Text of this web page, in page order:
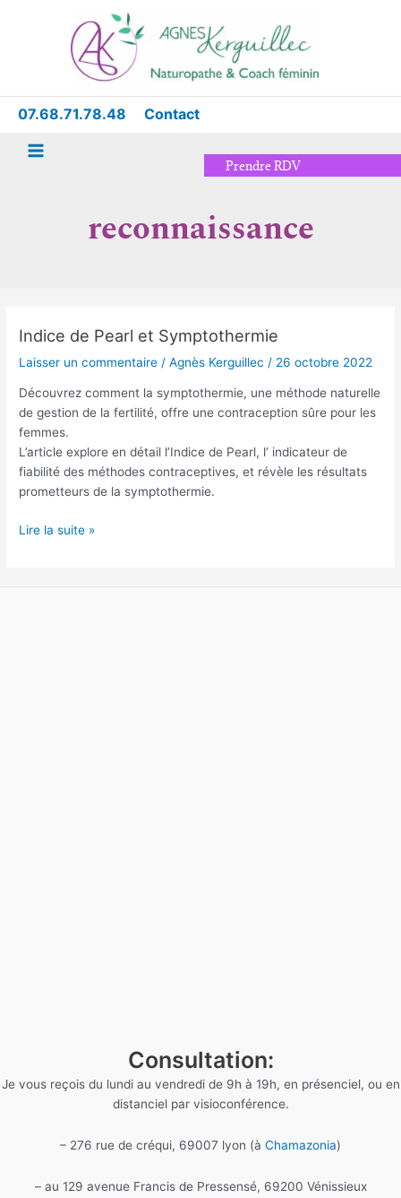
07.68.71.78.48 Contact
Menu
Prendre RDV
reconnaissance
Indice de Pearl et Symptothermie
Laisser un commentaire /Agnès Kerguillec / 26 octobre 2022
Découvrez comment la symptothermie, une méthode naturelle
de gestion de la fertilité, offre une contraception sûre pour les
femmes.
L’article explore en détail l’Indice de Pearl, l’ indicateur de
fiabilité des méthodes contraceptives, et révèle les résultats
prometteurs de la symptothermie.
Indice
et
Symptothermie
Lire la suite »
Consultation:
Je vous reçois du lundi au vendredi de 9h à 19h, en présenciel, ou en
distanciel par visioconférence.
– 276 rue de créqui, 69007 lyon (à Chamazonia)
– au 129 avenue Francis de Pressensé, 69200 Vénissieux